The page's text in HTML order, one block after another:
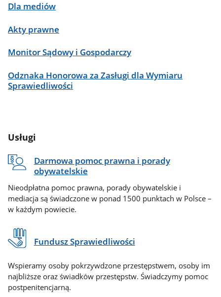
Dla mediów
Akty prawne
Monitor Sądowy i Gospodarczy
Odznaka Honorowa za Zasługi dla Wymiaru
Sprawiedliwości
Usługi
Darmowa pomoc prawna i porady
obywatelskie
Nieodpłatna pomoc prawna, porady obywatelskie i
mediacja są świadczone w ponad 1500 punktach w Polsce –
w każdym powiecie.
Fundusz Sprawiedliwości
Wspieramy osoby pokrzywdzone przestępstwem, osoby im
najbliższe oraz świadków przestępstw. Świadczymy pomoc
postpenitencjarną.